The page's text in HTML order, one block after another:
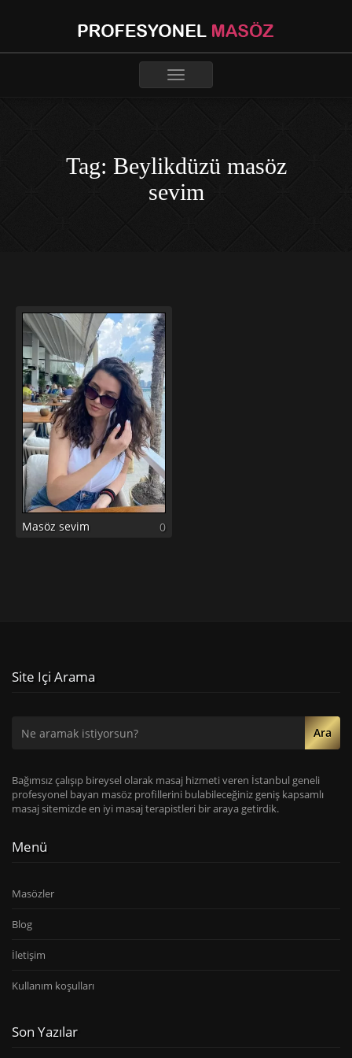
Toggle
Tag: Beylikdüzü masöz
sevim
Masöz sevim 0
Site Içi Arama
Ara
Bağımsız çalışıp bireysel olarak masaj hizmeti veren İstanbul geneli
profesyonel bayan masöz profillerini bulabileceğiniz geniş kapsamlı
masaj sitemizde en iyi masaj terapistleri bir araya getirdik.
Menü
Masözler
Blog
İletişim
Kullanım koşulları
Son Yazılar